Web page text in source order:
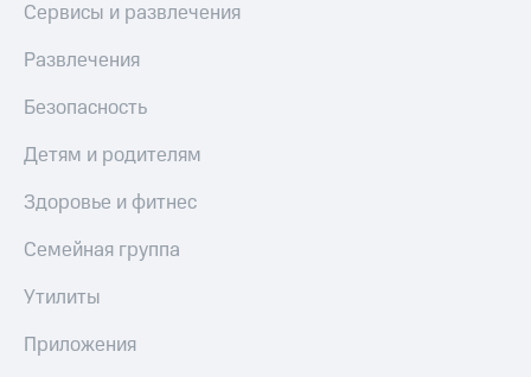
Сервисы и развлечения
Развлечения
Безопасность
Детям и родителям
Здоровье и фитнес
Семейная группа
Утилиты
Приложения